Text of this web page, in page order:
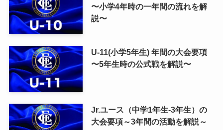
〜小学4年時の一年間の流れを解
説〜
U-11(小学5年生) 年間の大会要項
〜5年生時の公式戦を解説〜
Jr.ユース（中学1年生-3年生）の
大会要項～3年間の活動を解説～